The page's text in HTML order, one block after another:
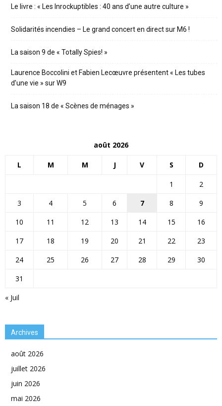
Le livre : « Les Inrockuptibles : 40 ans d’une autre culture »
Solidarités incendies – Le grand concert en direct sur M6 !
La saison 9 de « Totally Spies! »
Laurence Boccolini et Fabien Lecœuvre présentent « Les tubes
d’une vie » sur W9
La saison 18 de « Scènes de ménages »
août 2026
L M M J V S D
« Juil
1
2
3
4 5 6 7 8
9
10
11 12 13 14 15
16
17
18 19 20 21 22
23
24
25 26 27 28 29
30
31
Archives
août 2026
juillet 2026
juin 2026
mai 2026